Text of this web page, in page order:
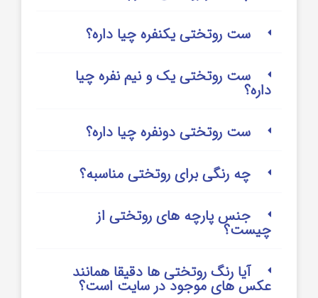
ست روتختی یکنفره چیا داره؟
ست روتختی یک و نیم نفره چیا
داره؟
ست روتختی دونفره چیا داره؟
چه رنگی برای روتختی مناسبه؟
جنس پارچه های روتختی از
چیست؟
آیا رنگ روتختی ها دقیقا همانند
عکس های موجود در سایت است؟